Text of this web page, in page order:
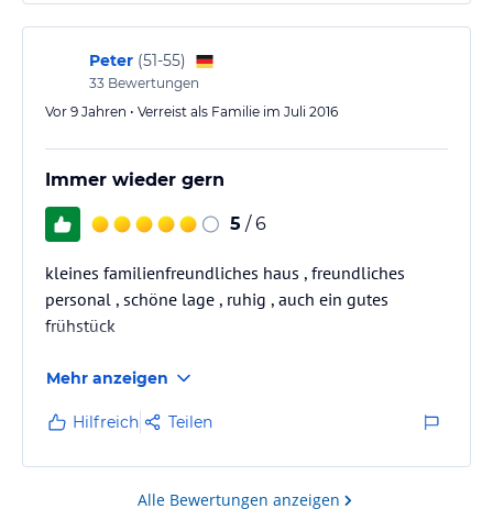
Peter (51-55)
33 Bewertungen
Vor 9 Jahren • Verreist als Familie im Juli 2016
Immer wieder gern
5 / 6
kleines familienfreundliches haus , freundliches
personal , schöne lage , ruhig , auch ein gutes
frühstück
Mehr anzeigen
Hilfreich Teilen
Alle Bewertungen anzeigen